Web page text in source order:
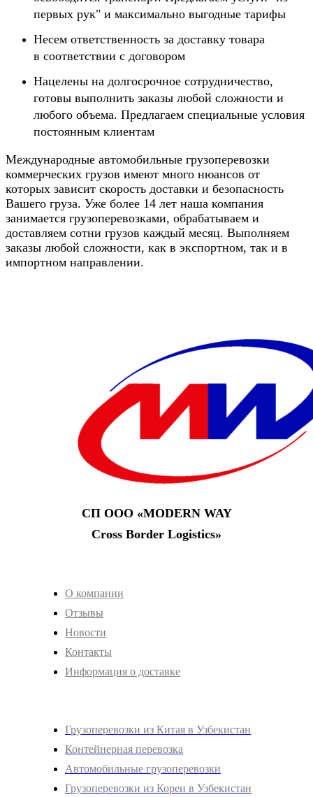
первых рук" и максимально выгодные тарифы
Несем ответственность за доставку товара
в соответствии с договором
Нацелены на долгосрочное сотрудничество,
готовы выполнить заказы любой сложности и
любого объема. Предлагаем специальные условия
постоянным клиентам
Международные автомобильные грузоперевозки
коммерческих грузов имеют много нюансов от
которых зависит скорость доставки и безопасность
Вашего груза. Уже более 14 лет наша компания
занимается грузоперевозками, обрабатываем и
доставляем сотни грузов каждый месяц. Выполняем
заказы любой сложности, как в экспортном, так и в
импортном направлении.
СП ООО «‎MODERN WAY
Cross Border Logistics»‎
О компании
Отзывы
Новости
Контакты
Информация о доставке
Грузоперевозки из Китая в Узбекистан
Контейнерная перевозка
Автомобильные грузоперевозки
Грузоперевозки из Кореи в Узбекистан